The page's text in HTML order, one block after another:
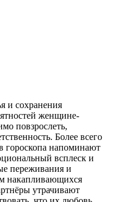
и сохранения
женщине-
повзрослеть,
Более всего
гороскопа напоминают
всплеск и
переживания и
накапливающихся
утрачивают